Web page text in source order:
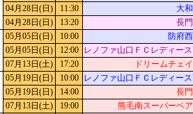
04月28日(日)
11:30
大
04月28日(日)
13:20 長
05月05日(日) 10:00
防府
05月05日(日)
12:00
レノファ山口ＦＣレディー
07月13日(土)
17:20 ドリームチェ
05月19日(日) 10:00
レノファ山口ＦＣレディー
05月19日(日)
14:00
長
07月13日(土)
19:00 熊毛南スーパーベ